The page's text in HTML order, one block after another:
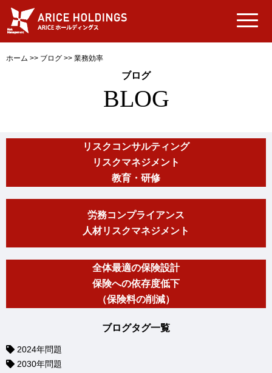
ホーム >> ブログ >> 業務効率
ブログ
BLOG
リスクコンサルティング
リスクマネジメント
教育・研修
労務コンプライアンス
人材リスクマネジメント
全体最適の保険設計
保険への依存度低下
（保険料の削減）
ブログタグ一覧
2024年問題
2030年問題